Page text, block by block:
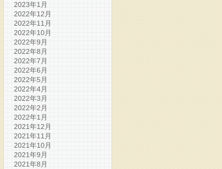
2023年1月
2022年12月
2022年11月
2022年10月
2022年9月
2022年8月
2022年7月
2022年6月
2022年5月
2022年4月
2022年3月
2022年2月
2022年1月
2021年12月
2021年11月
2021年10月
2021年9月
2021年8月